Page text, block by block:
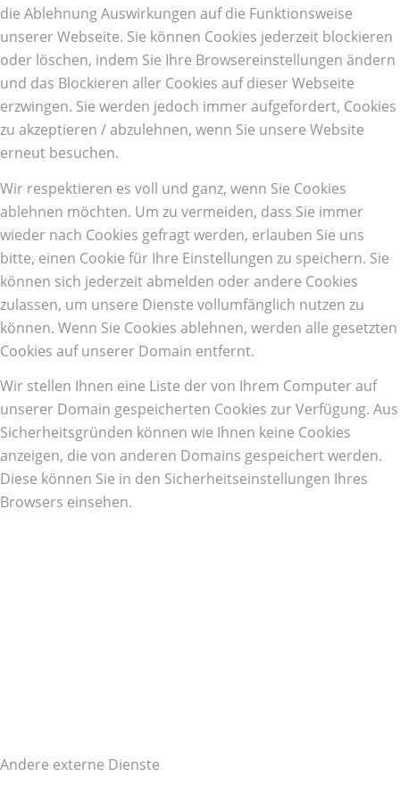
die Ablehnung Auswirkungen auf die Funktionsweise
unserer Webseite. Sie können Cookies jederzeit blockieren
oder löschen, indem Sie Ihre Browsereinstellungen ändern
und das Blockieren aller Cookies auf dieser Webseite
erzwingen. Sie werden jedoch immer aufgefordert, Cookies
zu akzeptieren / abzulehnen, wenn Sie unsere Website
erneut besuchen.
Wir respektieren es voll und ganz, wenn Sie Cookies
ablehnen möchten. Um zu vermeiden, dass Sie immer
wieder nach Cookies gefragt werden, erlauben Sie uns
bitte, einen Cookie für Ihre Einstellungen zu speichern. Sie
können sich jederzeit abmelden oder andere Cookies
zulassen, um unsere Dienste vollumfänglich nutzen zu
können. Wenn Sie Cookies ablehnen, werden alle gesetzten
Cookies auf unserer Domain entfernt.
Wir stellen Ihnen eine Liste der von Ihrem Computer auf
unserer Domain gespeicherten Cookies zur Verfügung. Aus
Sicherheitsgründen können wie Ihnen keine Cookies
anzeigen, die von anderen Domains gespeichert werden.
Diese können Sie in den Sicherheitseinstellungen Ihres
Browsers einsehen.
Andere externe Dienste